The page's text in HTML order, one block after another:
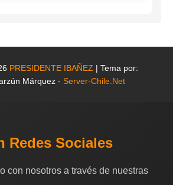
PRESIDENTE IBAÑEZ | Tema por:
Márquez - Server-Chile.Net
Redes Sociales
con nosotros a través de nuestras